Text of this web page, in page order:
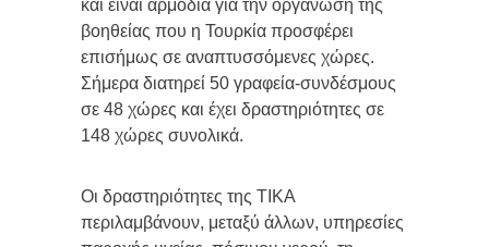
και είναι αρμόδια για την οργάνωση της
βοηθείας που η Τουρκία προσφέρει
επισήμως σε αναπτυσσόμενες χώρες.
Σήμερα διατηρεί 50 γραφεία-συνδέσμους
σε 48 χώρες και έχει δραστηριότητες σε
148 χώρες συνολικά.
Οι δραστηριότητες της TIKA
περιλαμβάνουν, μεταξύ άλλων, υπηρεσίες